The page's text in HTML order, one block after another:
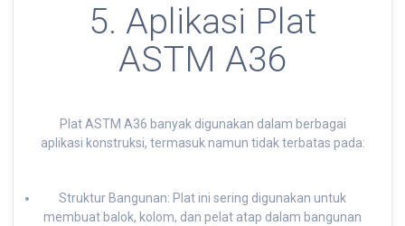
5. Aplikasi Plat
ASTM A36
Plat ASTM A36 banyak digunakan dalam berbagai
aplikasi konstruksi, termasuk namun tidak terbatas pada:
Struktur Bangunan: Plat ini sering digunakan untuk
membuat balok, kolom, dan pelat atap dalam bangunan